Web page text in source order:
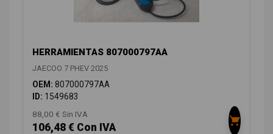
HERRAMIENTAS 807000797AA
JAECOO 7 PHEV 2025
OEM: 807000797AA
ID: 1549683
88,00 € Sin IVA
106,48 € Con IVA